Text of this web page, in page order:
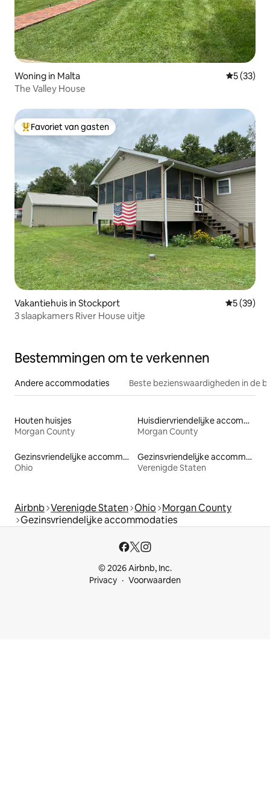
Woning in Malta
5 (33)
The Valley House
Topfavoriet van gasten
Favoriet van gasten
Vakantiehuis in Stockport
5 (39)
3 slaapkamers River House uitje
Bestemmingen om te verkennen
Andere accommodaties Beste bezienswaardigheden in de
Houten huisjes
Morgan County
Huisdiervriendelijke accommodaties
Morgan County
Gezinsvriendelijke accommodaties
Ohio
Gezinsvriendelijke accommodaties
Verenigde Staten
Airbnb Verenigde Staten Ohio Morgan County
Gezinsvriendelijke accommodaties
© 2026 Airbnb, Inc.
Privacy
Voorwaarden